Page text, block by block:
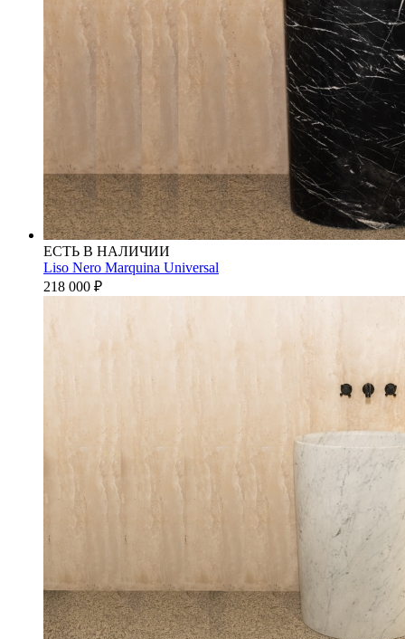
ЕСТЬ В НАЛИЧИИ
Liso Nero Marquina Universal
218 000 ₽